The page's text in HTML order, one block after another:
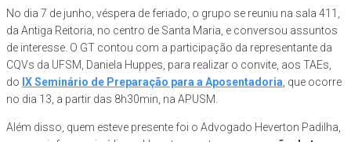
No dia 7 de junho, véspera de feriado, o grupo se reuniu na sala 411,
da Antiga Reitoria, no centro de Santa Maria, e conversou assuntos
de interesse. O GT contou com a participação da representante da
CQVs da UFSM, Daniela Huppes, para realizar o convite, aos TAEs,
do IX Seminário de Preparação para a Aposentadoria , que ocorre
no dia 13, a partir das 8h30min, na APUSM.
Além disso, quem esteve presente foi o Advogado Heverton Padilha,